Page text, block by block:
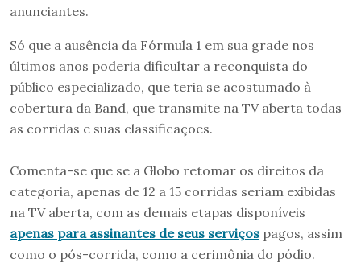
anunciantes.
Só que a ausência da Fórmula 1 em sua grade nos
últimos anos poderia dificultar a reconquista do
público especializado, que teria se acostumado à
cobertura da Band, que transmite na TV aberta todas
as corridas e suas classificações.
Comenta-se que se a Globo retomar os direitos da
categoria, apenas de 12 a 15 corridas seriam exibidas
na TV aberta, com as demais etapas disponíveis
apenas para assinantes de seus serviços pagos, assim
como o pós-corrida, como a cerimônia do pódio.